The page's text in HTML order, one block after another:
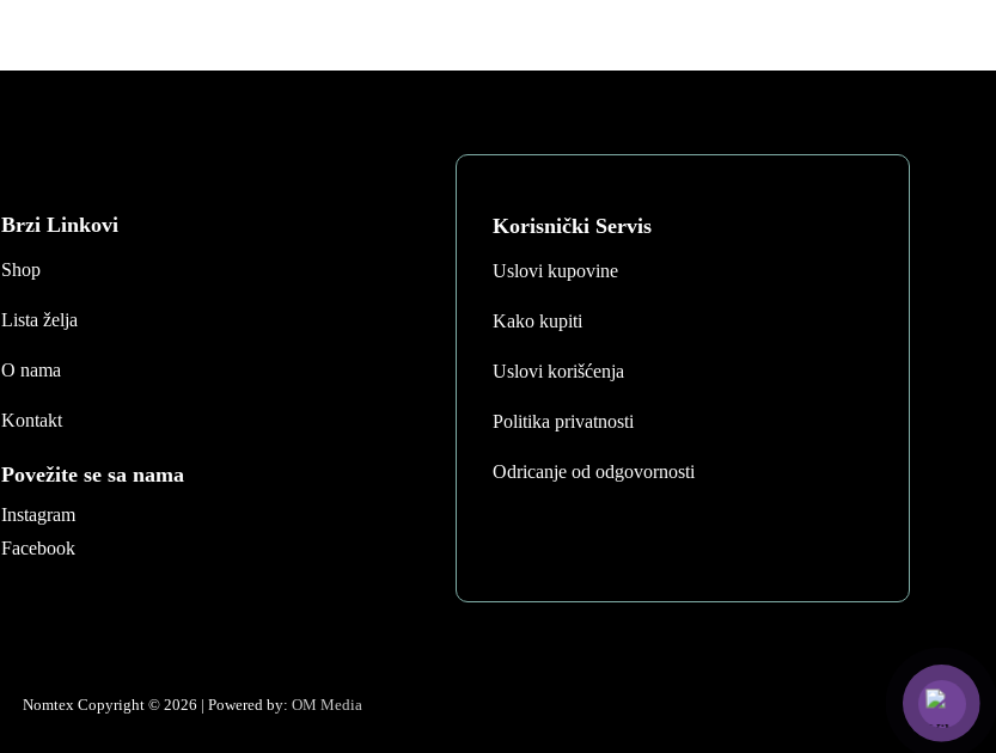
Brzi Linkovi
Shop
Lista želja
O nama
Kontakt
Povežite se sa nama
Instagram
Facebook
Korisnički Servis
Uslovi kupovine
Kako kupiti
Uslovi korišćenja
Politika privatnosti
Odricanje od odgovornosti
Nomtex Copyright © 2026 | Powered by: OM Media